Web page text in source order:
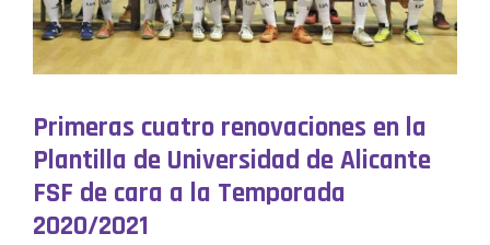
Primeras cuatro renovaciones en la
Plantilla de Universidad de Alicante
FSF de cara a la Temporada
2020/2021